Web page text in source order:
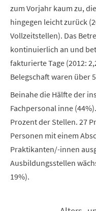
zum Vorjahr kaum zu,
hingegen leicht zurück
Vollzeitstellen). Das
kontinuierlich an und
fakturierte Tage (2012:
Belegschaft waren über
Beinahe die Hälfte der
Fachpersonal inne
Prozent der Stellen. 27
Personen mit einem
Praktikanten/-innen
Ausbildungsstellen
19%).